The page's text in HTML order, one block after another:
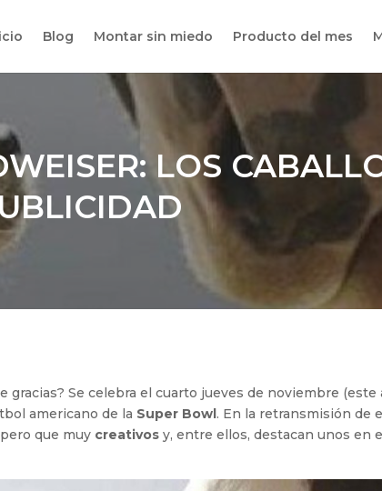
Blog Montar sin miedo Producto del mes
LOS
gracias? Se celebra el cuarto jueves de noviembre
americano de la Super Bowl. En la retransmisión de
que muy creativos y, entre ellos, destacan unos en